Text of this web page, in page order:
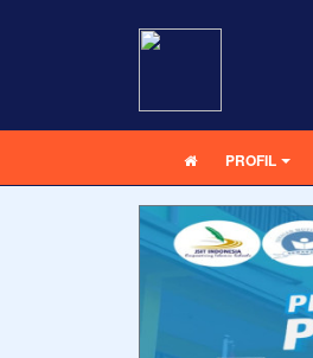
PROFIL